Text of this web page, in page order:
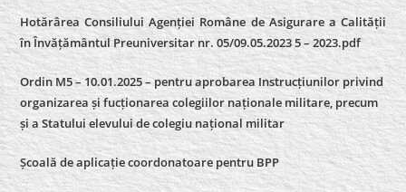
Hotărârea Consiliului Agenției Române de Asigurare a Calității
în Învățământul Preuniversitar nr. 05/09.05.2023 5 – 2023.pdf
Ordin M5 – 10.01.2025 – pentru aprobarea Instrucțiunilor privind
organizarea și fucționarea colegiilor naționale militare, precum
și a Statului elevului de colegiu național militar
Școală de aplicație coordonatoare pentru BPP